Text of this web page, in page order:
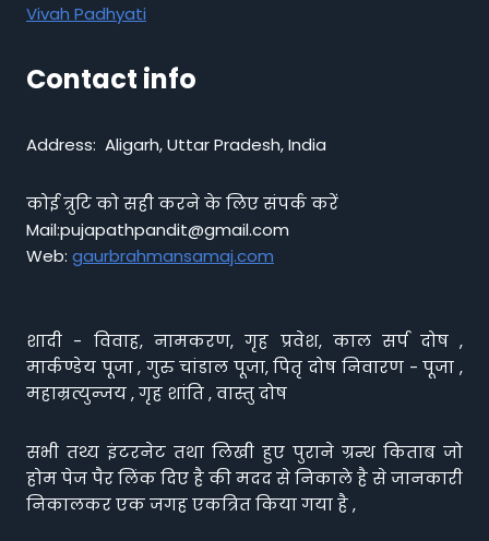
Vivah Padhyati
Contact info
Address: Aligarh, Uttar Pradesh, India
कोई त्रुटि को सही करने के लिए संपर्क करें
Mail:pujapathpandit@gmail.com
Web: gaurbrahmansamaj.com
शादी - विवाह, नामकरण, गृह प्रवेश, काल सर्प दोष ,
मार्कण्डेय पूजा , गुरु चांडाल पूजा, पितृ दोष निवारण - पूजा ,
महाम्रत्युन्जय , गृह शांति , वास्तु दोष
सभी तथ्य इंटरनेट तथा लिखी हुए पुराने ग्रन्थ किताब जो
होम पेज पैर लिंक दिए है की मदद से निकाले है से जानकारी
निकालकर एक जगह एकत्रित किया गया है ,